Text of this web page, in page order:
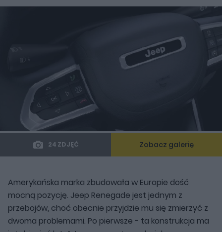
24 ZDJĘĆ Zobacz galerię
Amerykańska marka zbudowała w Europie dość
mocną pozycję. Jeep Renegade jest jednym z
przebojów, choć obecnie przyjdzie mu się zmierzyć z
dwoma problemami. Po pierwsze - ta konstrukcja ma